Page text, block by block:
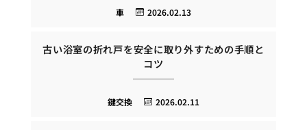
2026.02.13
車
古い浴室の折れ戸を安全に取り外すための手順と
コツ
2026.02.11
鍵交換